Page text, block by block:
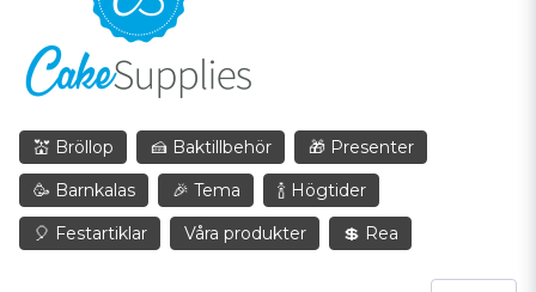
💒 Bröllop 🍰 Baktillbehör
🎁 Presenter
🥳 Barnkalas
🎉 Tema
🍾 Högtider
🎈 Festartiklar
Våra produkter 💲 Rea